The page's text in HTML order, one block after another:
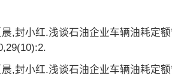
,封小红.浅谈石油企业车辆油耗定
,封小红.浅谈石油企业车辆油耗定